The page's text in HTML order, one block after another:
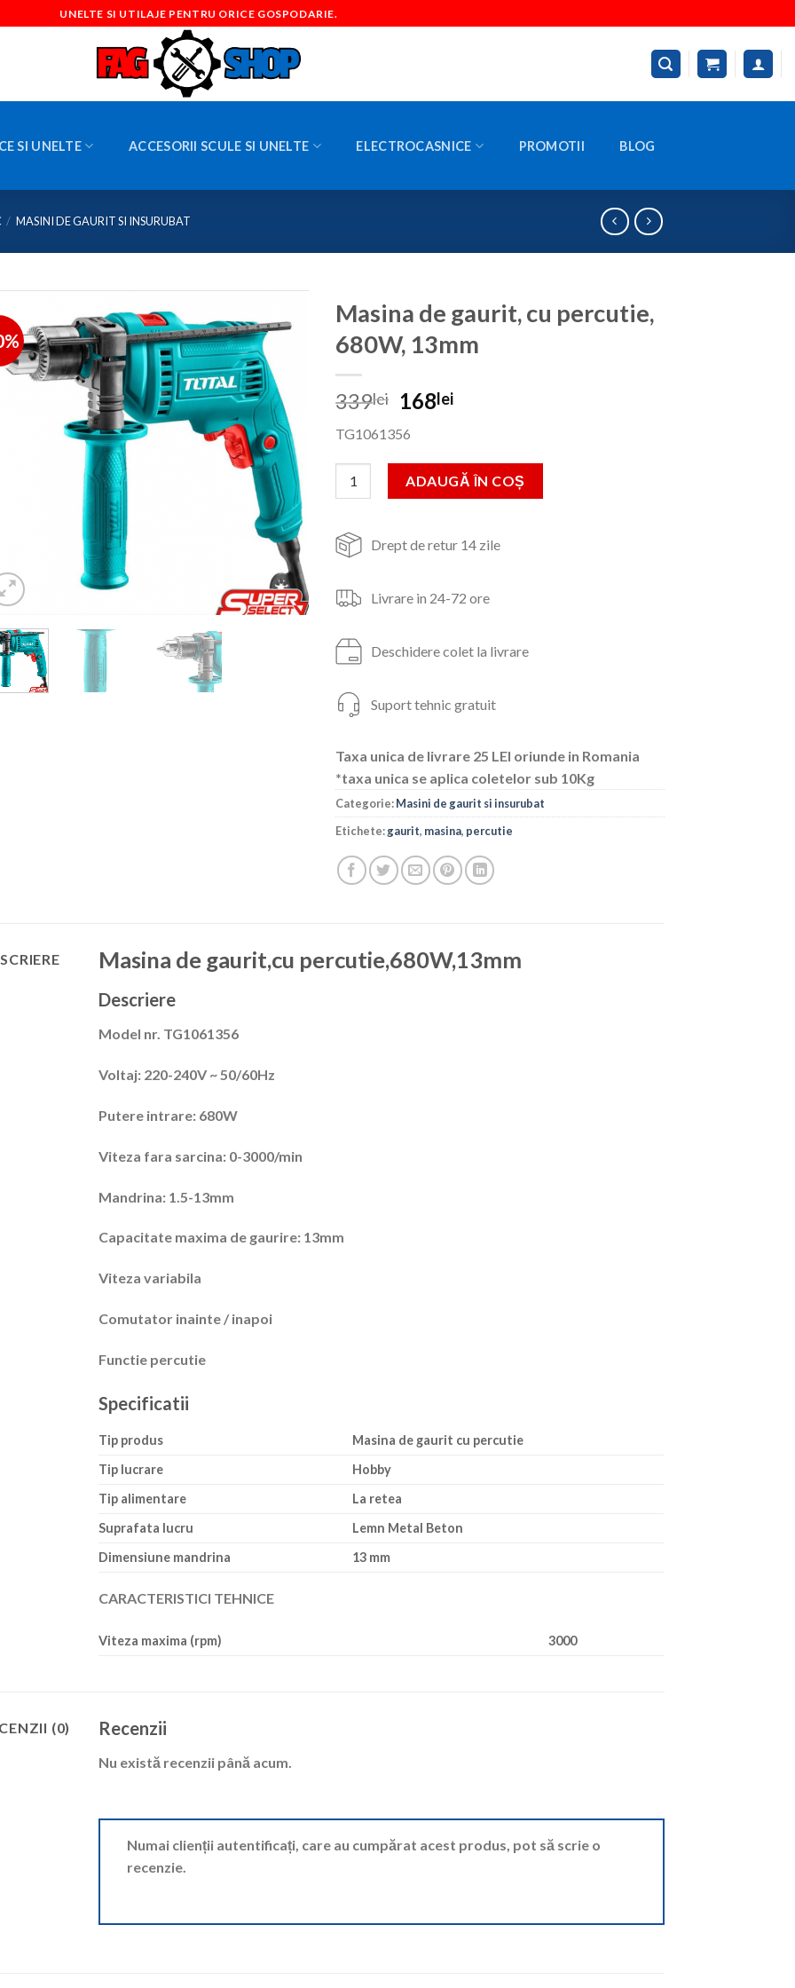
UNELTE SI UTILAJE PENTRU ORICE GOSPODARIE.
SI UNELTE ACCESORII SCULE SI UNELTE ELECTROCASNICE PROMOTII BLOG
/ MASINI DE GAURIT SI INSURUBAT
Masina de gaurit, cu percutie,
680W, 13mm
339lei
Prețul
a
fost:
339lei.
168leiPrețul
168lei.
TG1061356
Cantitate Masina de gaurit, cu percutie, 680W, 13mm
ADAUGĂ ÎN COȘ
Drept de retur 14 zile
Livrare in 24-72 ore
Deschidere colet la livrare
Suport tehnic gratuit
Taxa unica de livrare 25 LEI oriunde in Romania
*taxa unica se aplica coletelor sub 10Kg
Categorie:Masini de gaurit si insurubat
Etichete:gaurit, masina, percutie
Masina de gaurit,cu percutie,680W,13mm
Descriere
Model nr. TG1061356
Voltaj: 220-240V ~ 50/60Hz
Putere intrare: 680W
Viteza fara sarcina: 0-3000/min
Mandrina: 1.5-13mm
Capacitate maxima de gaurire: 13mm
Viteza variabila
Comutator inainte / inapoi
Functie percutie
Specificatii
Tip produs
Masina de gaurit cu percutie
Tip lucrare
Hobby
Tip alimentare
La retea
Suprafata lucru
Lemn Metal Beton
Dimensiune mandrina
13 mm
CARACTERISTICI TEHNICE
Viteza maxima (rpm) 3000
(0) Recenzii
Nu există recenzii până acum.
Numai clienții autentificați, care au cumpărat acest produs, pot să scrie o
recenzie.